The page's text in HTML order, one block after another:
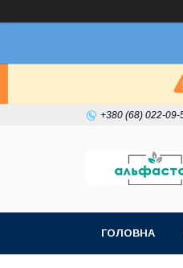
+380 (68) 022-09-
ГОЛОВНА